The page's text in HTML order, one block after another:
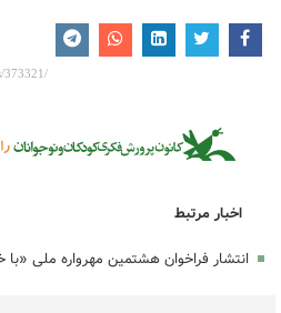
اخبار مرتبط
انتشار فراخوان هشتمین مهرواره ملی